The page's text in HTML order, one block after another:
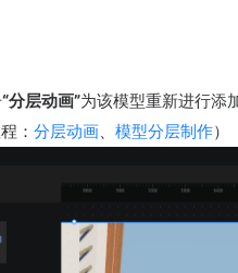
“分层动画”为该模型重新进行添
： 分层动画、 模型分层制作）